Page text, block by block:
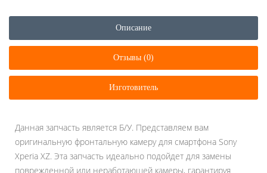
Описание
Отзывы (0)
Изготовитель
Данная запчасть является Б/У. Представляем вам
оригинальную фронтальную камеру для смартфона Sony
Xperia XZ. Эта запчасть идеально подойдет для замены
поврежденной или неработающей камеры, гарантируя